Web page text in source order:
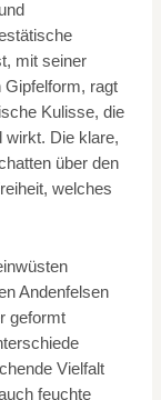
mit seiner
ragt
Kulisse, die
wirkt. Die klare,
über den
welches
Andenfelsen
geformt
Vielfalt
feuchte